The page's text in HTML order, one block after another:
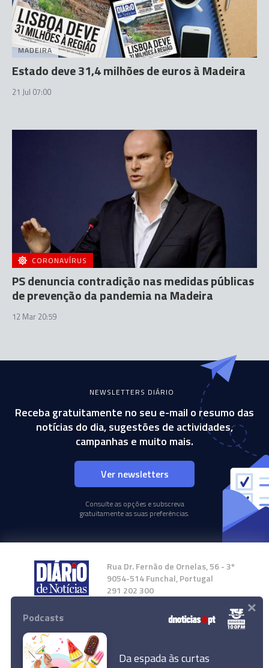
MADEIRA
Estado deve 31,4 milhões de euros à Madeira
21 Jul 07:00
CORONAVÍRUS
PS denuncia contradição nas medidas públicas
de prevenção da pandemia na Madeira
12 Mar 20:59
NEWSLETTERS DIÁRIO
Receba gratuitamente no seu e-mail o resumo das
notícias do dia, sugestões de actividades,
campanhas e muito mais.
Ver newsletters
Consulte as opções e subscreva
gratuitamente as suas preferências.
Rua Dr. Fernão de Ornelas, 56 - 3º
9054-514 Funchal, Portugal
291 202 300
Instale a nossa App
Podcasts
Da espada às curtas
×